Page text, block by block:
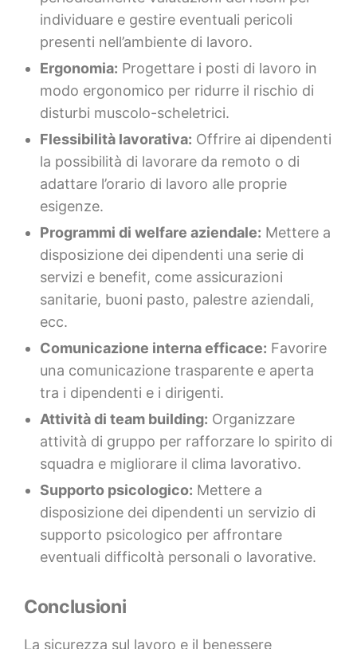
individuare e gestire eventuali pericoli
presenti nell’ambiente di lavoro.
Ergonomia: Progettare i posti di lavoro in
modo ergonomico per ridurre il rischio di
disturbi muscolo-scheletrici.
Flessibilità lavorativa: Offrire ai dipendenti
la possibilità di lavorare da remoto o di
adattare l’orario di lavoro alle proprie
esigenze.
Programmi di welfare aziendale: Mettere a
disposizione dei dipendenti una serie di
servizi e benefit, come assicurazioni
sanitarie, buoni pasto, palestre aziendali,
ecc.
Comunicazione interna efficace: Favorire
una comunicazione trasparente e aperta
tra i dipendenti e i dirigenti.
Attività di team building: Organizzare
attività di gruppo per rafforzare lo spirito di
squadra e migliorare il clima lavorativo.
Supporto psicologico: Mettere a
disposizione dei dipendenti un servizio di
supporto psicologico per affrontare
eventuali difficoltà personali o lavorative.
Conclusioni
La sicurezza sul lavoro e il benessere